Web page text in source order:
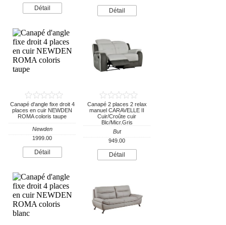
Détail Détail
Canapé d'angle fixe droit 4
places en cuir NEWDEN
ROMA coloris taupe
Newden
1999.00
Détail
Canapé 2 places 2 relax
manuel CARAVELLE II
Cuir/Croûte cuir
Blc/Micr.Gris
But
949.00
Détail